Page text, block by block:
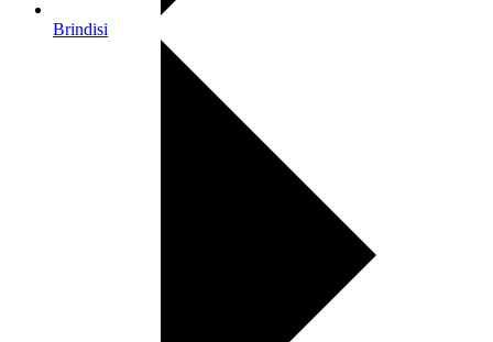
Brindisi